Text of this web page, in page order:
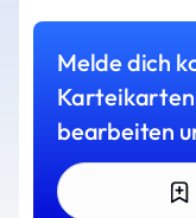
Melde dich
Karteikarten
bearbeiten